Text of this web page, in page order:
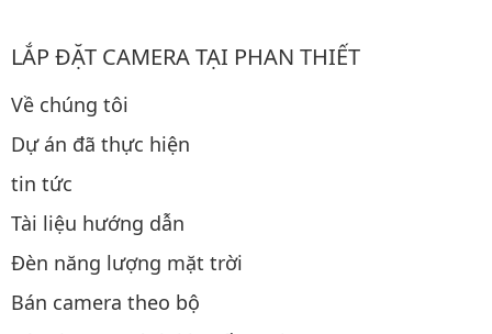
LẮP ĐẶT CAMERA TẠI PHAN THIẾT
Về chúng tôi
Dự án đã thực hiện
tin tức
Tài liệu hướng dẫn
Đèn năng lượng mặt trời
Bán camera theo bộ